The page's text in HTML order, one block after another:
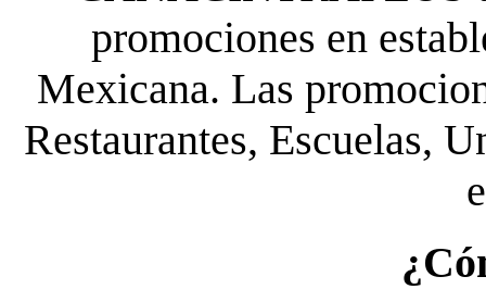
promociones en
Mexicana. Las
Restaurantes, Escuelas,